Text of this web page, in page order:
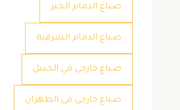
صباغ الدمام الخبر
صباغ الدمام الشرقية
صباغ خارجي في الجبيل
صباغ خارجي في الظهران